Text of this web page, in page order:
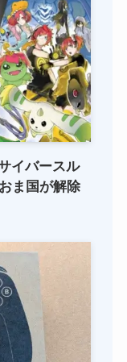
イバースル
ま国が解除